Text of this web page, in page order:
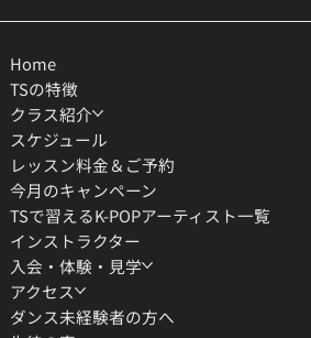
Home
TSの特徴
クラス紹介
スケジュール
レッスン料金＆ご予約
今月のキャンペーン
TSで習えるK-POPアーティスト一覧
インストラクター
入会・体験・見学
アクセス
ダンス未経験者の方へ